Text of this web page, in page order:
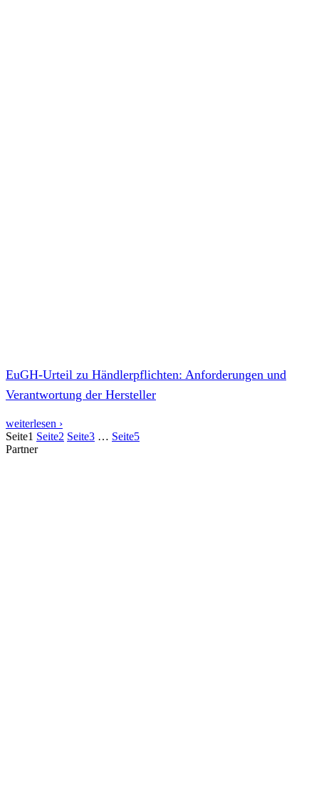
EuGH-Urteil zu Händlerpflichten: Anforderungen und
Verantwortung der Hersteller
weiterlesen ›
Seite1 Seite2 Seite3 … Seite5
Partner